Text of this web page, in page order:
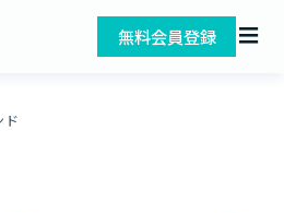
無料会員登録
ド